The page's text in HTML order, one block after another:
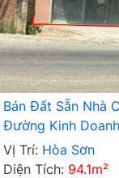
Bán Đất Sẵn Nhà
Đường Kinh
Vị Trí: Hòa Sơn
Diện Tích: 94.1m²